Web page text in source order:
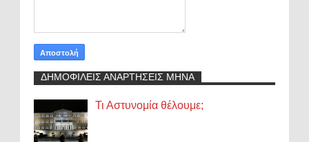
ΔΗΜΟΦΙΛΕΙΣ ΑΝΑΡΤΗΣΕΙΣ ΜΗΝΑ
Τι Αστυνομία θέλουμε;